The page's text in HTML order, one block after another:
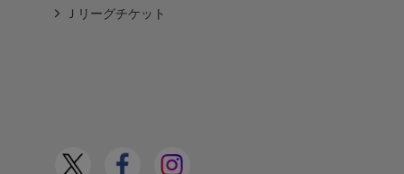
Ｊリーグチケット